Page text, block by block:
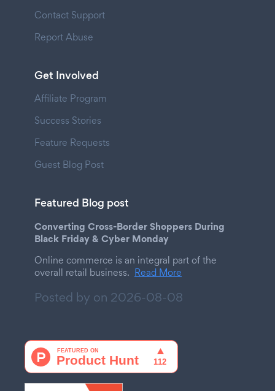
Contact Support
Report Abuse
Get Involved
Affiliate Program
Success Stories
Feature Requests
Guest Blog Post
Featured Blog post
Converting Cross-Border Shoppers During
Black Friday & Cyber Monday
Online commerce is an integral part of the
overall retail business. Read More
Posted by on 2026-08-08